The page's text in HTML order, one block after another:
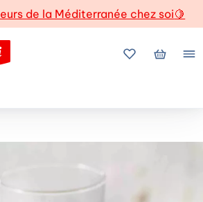
de la Méditerranée chez soi🍋
Mes favoris
Mon